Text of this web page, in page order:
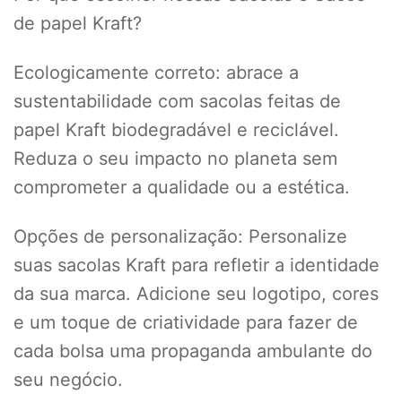
de papel Kraft?
Ecologicamente correto: abrace a
sustentabilidade com sacolas feitas de
papel Kraft biodegradável e reciclável.
Reduza o seu impacto no planeta sem
comprometer a qualidade ou a estética.
Opções de personalização: Personalize
suas sacolas Kraft para refletir a identidade
da sua marca. Adicione seu logotipo, cores
e um toque de criatividade para fazer de
cada bolsa uma propaganda ambulante do
seu negócio.